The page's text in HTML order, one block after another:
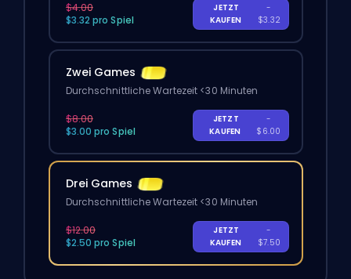
$4.00
$3.32 pro Spiel
JETZT
KAUFEN
-
$3.32
Zwei Games
Durchschnittliche Wartezeit <30 Minuten
$8.00
$3.00 pro Spiel
JETZT
KAUFEN
-
$6.00
Drei Games
Durchschnittliche Wartezeit <30 Minuten
$12.00
$2.50 pro Spiel
JETZT
KAUFEN
-
$7.50